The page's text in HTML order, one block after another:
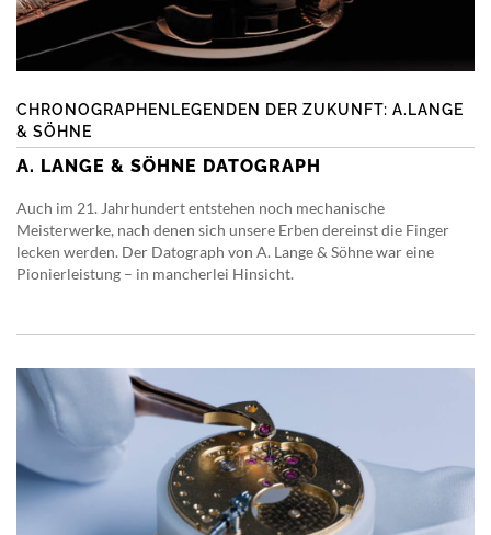
CHRONOGRAPHENLEGENDEN DER ZUKUNFT: A.LANGE
& SÖHNE
A. LANGE & SÖHNE DATOGRAPH
Auch im 21. Jahrhundert entstehen noch mechanische
Meisterwerke, nach denen sich unsere Erben dereinst die Finger
lecken werden. Der Datograph von A. Lange & Söhne war eine
Pionierleistung – in mancherlei Hinsicht.